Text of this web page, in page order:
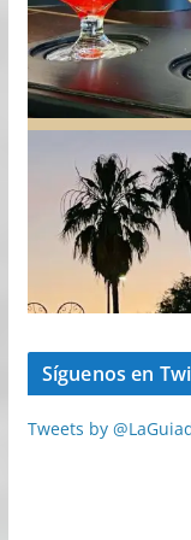
Síguenos en
Tweets by